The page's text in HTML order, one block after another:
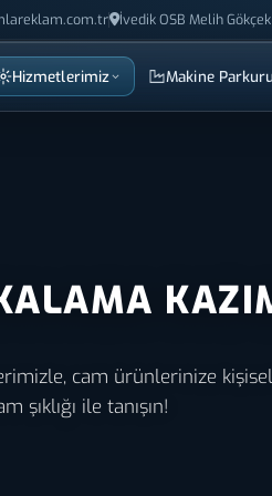
İvedik OSB Melih
Hizmetlerimiz Makine Parkuru
cam ürünlerinize
ile tanışın!